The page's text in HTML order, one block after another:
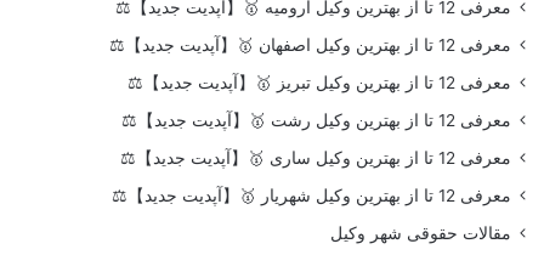
معرفی 12 تا از بهترین وکیل ارومیه 🥇【آپدیت جدید】⚖️
معرفی 12 تا از بهترین وکیل اصفهان 🥇【آپدیت جدید】⚖️
معرفی 12 تا از بهترین وکیل تبریز 🥇【آپدیت جدید】⚖️
معرفی 12 تا از بهترین وکیل رشت 🥇【آپدیت جدید】⚖️
معرفی 12 تا از بهترین وکیل ساری 🥇【آپدیت جدید】⚖️
معرفی 12 تا از بهترین وکیل شهریار 🥇【آپدیت جدید】⚖️
مقالات حقوقی شهر وکیل